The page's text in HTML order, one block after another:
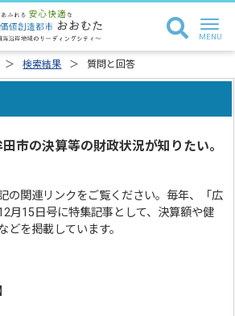
検索結果 質問と回答
田市の決算等の財政状況が知りたい。
の関連リンクをご覧ください。毎年、「広
月15日号に特集記事として、決算額や健
どを掲載しています。